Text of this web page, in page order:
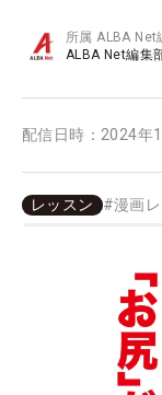
所属ALBA Net
ALBA Net編集
配信日時： 2024年
レッスン #漫画